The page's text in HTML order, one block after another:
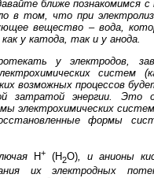
ближе познакомимся с
в том, что при
вещество – вода,
у катода, так и у анода.
у электродов,
систем
возможных процессов
затратой энергии.
электрохимических
формы
Н+ (Н2О), и анионы
их электродных